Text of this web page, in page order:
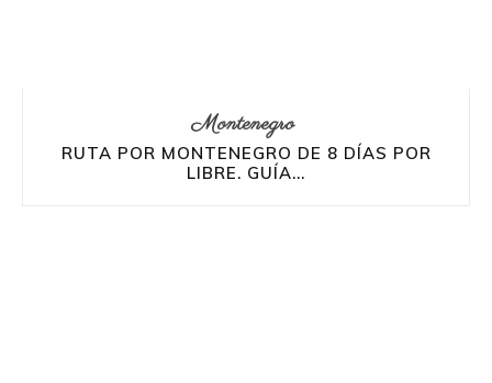
Montenegro
RUTA POR MONTENEGRO DE 8 DÍAS POR
LIBRE. GUÍA...